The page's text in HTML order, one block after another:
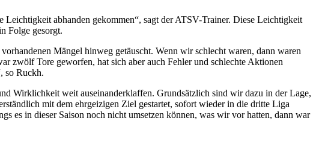
abhanden gekommen“, sagt der ATSV-Trainer. Diese Leichtigkeit
Folge gesorgt.
Mängel hinweg getäuscht. Wenn wir schlecht waren, dann waren
zwölf Tore geworfen, hat sich aber auch Fehler und schlechte Aktionen
so Ruckh.
Wirklichkeit weit auseinanderklaffen. Grundsätzlich sind wir dazu in der Lage,
mit dem ehrgeizigen Ziel gestartet, sofort wieder in die dritte Liga
es in dieser Saison noch nicht umsetzen können, was wir vor hatten, dann war